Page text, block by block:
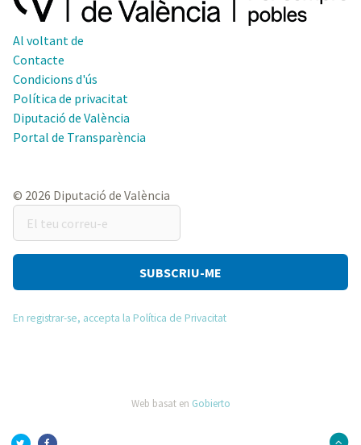
Al voltant de
Contacte
Condicions d'ús
Política de privacitat
Diputació de València
Portal de Transparència
© 2026 Diputació de València
teu
correu-
En registrar-se, accepta la Política de Privacitat
Web basat en Gobierto